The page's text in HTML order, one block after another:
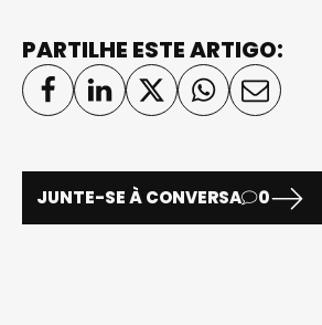
PARTILHE ESTE ARTIGO:
JUNTE-SE À CONVERSA 0